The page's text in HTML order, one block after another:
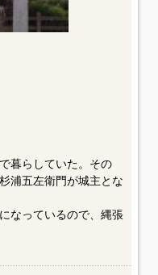
暮らしていた。その
浦五左衛門が城主とな
なっているので、縄張